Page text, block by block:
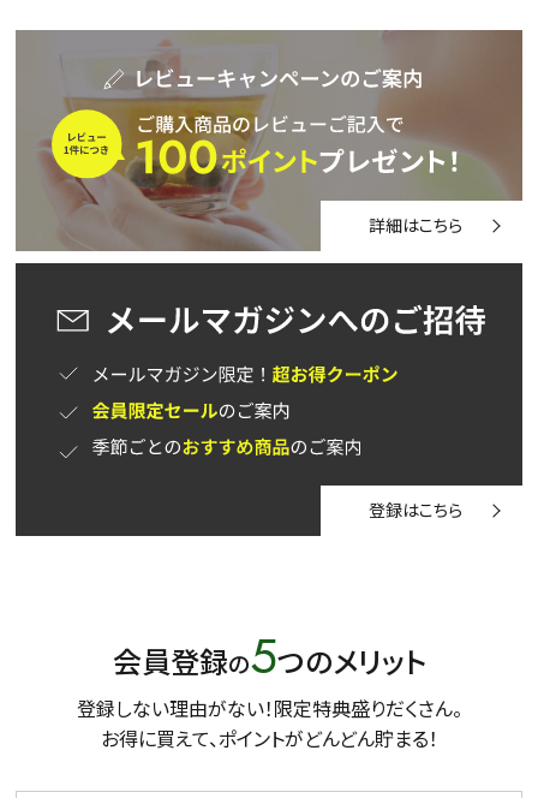
詳細はこちら
登録はこちら
会員登録の5つのメリット
登録しない理由がない！限定特典盛りだくさん。
お得に買えて、ポイントがどんどん貯まる！